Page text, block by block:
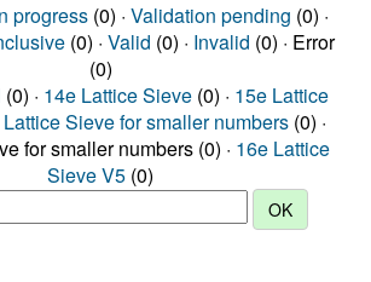
progress(0) · Validation pending (0) ·
(0) · Valid (0) · Invalid (0) · Error
(0)
(0) · 14e Lattice Sieve (0) · 15e Lattice
Sieve for smaller numbers (0) ·
for smaller numbers (0) · 16e Lattice
Sieve V5 (0)